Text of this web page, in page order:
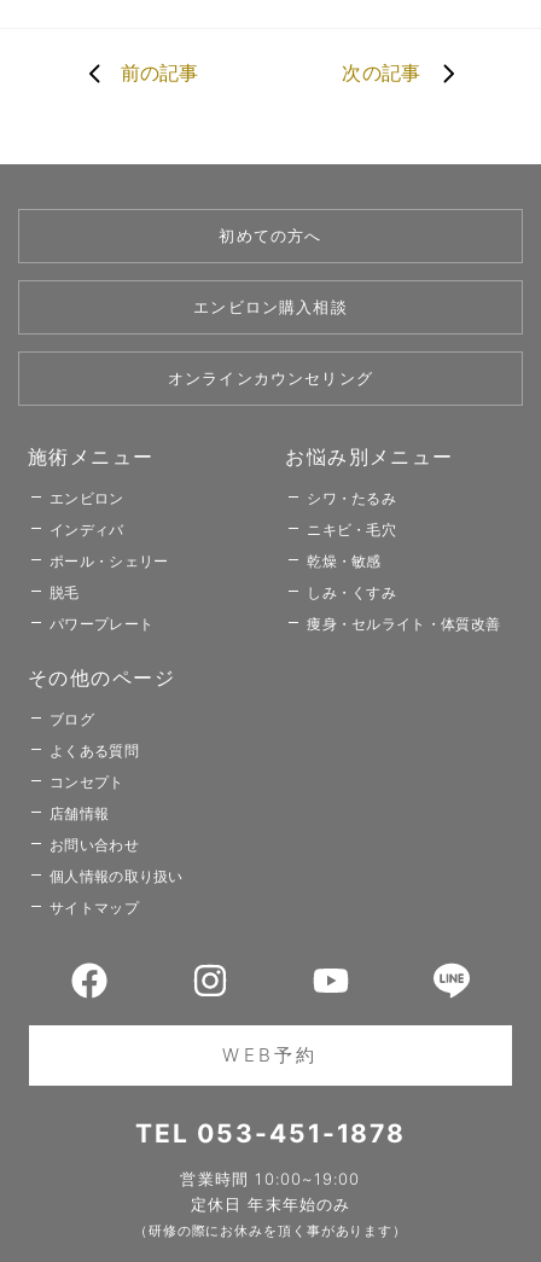
前の記事 次の記事
初めての方へ
エンビロン購入相談
オンラインカウンセリング
施術メニュー​
エンビロン
インディバ
ポール・シェリー
脱毛
パワープレート
お悩み別メニュー​​
シワ・たるみ
ニキビ・毛穴
乾燥・敏感
しみ・くすみ
痩身・セルライト・体質改善
その他のページ​
ブログ
よくある質問
コンセプト
店舗情報
お問い合わせ
個人情報の取り扱い
サイトマップ
WEB予約
TEL 053-451-1878
営業時間 10:00~19:00
定休日 年末年始のみ
（研修の際にお休みを頂く事があります）